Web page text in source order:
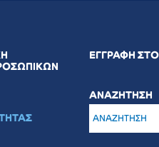
ΕΓΓΡΑΦΗ ΣΤΟ
ΑΝΑΖΗΤΗΣΗ